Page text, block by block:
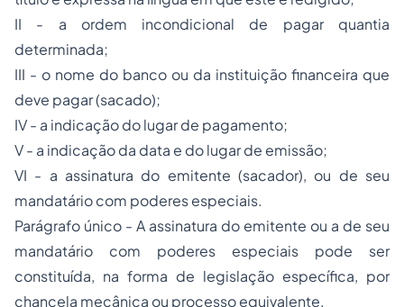
II - a ordem incondicional de pagar quantia
determinada;
III - o nome do banco ou da instituição financeira que
deve pagar (sacado);
IV - a indicação do lugar de pagamento;
V - a indicação da data e do lugar de emissão;
VI - a assinatura do emitente (sacador), ou de seu
mandatário com poderes especiais.
Parágrafo único - A assinatura do emitente ou a de seu
mandatário com poderes especiais pode ser
constituída, na forma de legislação específica, por
chancela mecânica ou processoequivalente.